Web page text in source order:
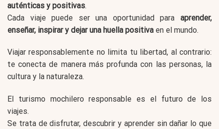
auténticas y positivas.
Cada viaje puede ser una oportunidad para aprender,
enseñar, inspirar y dejar una huella positiva en el mundo.
Viajar responsablemente no limita tu libertad, al contrario:
te conecta de manera más profunda con las personas, la
cultura y la naturaleza.
El turismo mochilero responsable es el futuro de los
viajes.
Se trata de disfrutar, descubrir y aprender sin dañar lo que